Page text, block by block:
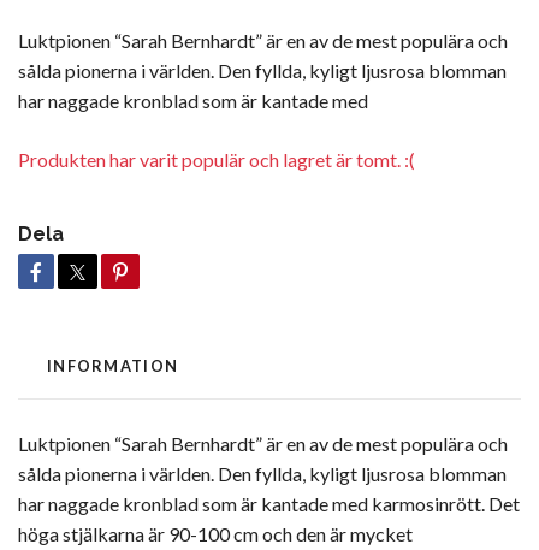
Luktpionen “Sarah Bernhardt” är en av de mest populära och
sålda pionerna i världen. Den fyllda, kyligt ljusrosa blomman
har naggade kronblad som är kantade med
Produkten har varit populär och lagret är tomt. :(
Dela
INFORMATION
Luktpionen “Sarah Bernhardt” är en av de mest populära och
sålda pionerna i världen. Den fyllda, kyligt ljusrosa blomman
har naggade kronblad som är kantade med karmosinrött. Det
höga stjälkarna är 90-100 cm och den är mycket